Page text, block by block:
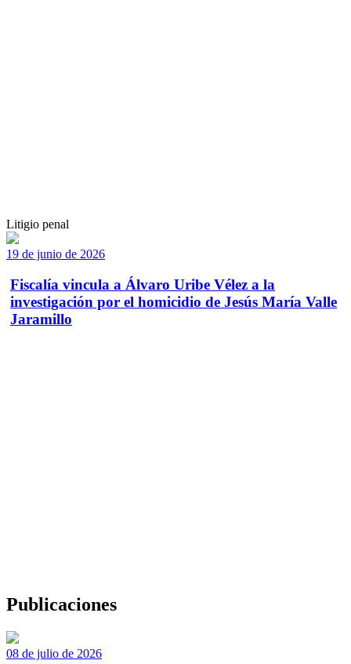
Litigio penal
19 de junio de 2026
Fiscalía vincula a Álvaro Uribe Vélez a la
investigación por el homicidio de Jesús María Valle
Jaramillo
Publicaciones
08 de julio de 2026